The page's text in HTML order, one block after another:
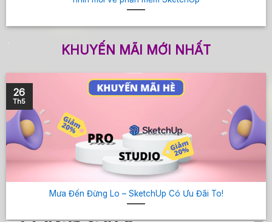
KHUYẾN MÃI MỚI NHẤT
Mưa Đến Đừng Lo – SketchUp Có Ưu Đãi To!
26
Th5